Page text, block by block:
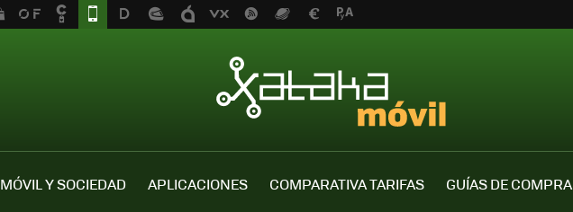
MÓVIL Y SOCIEDAD APLICACIONES COMPARATIVA TARIFAS
GUÍAS DE COMPRA